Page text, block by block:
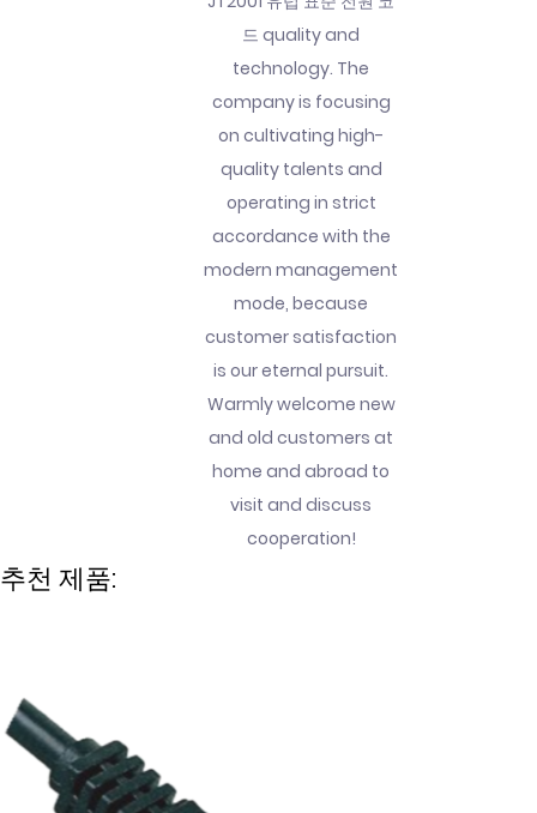
드 quality and
technology. The
company is focusing
on cultivating high-
quality talents and
operating in strict
accordance with the
modern management
mode, because
customer satisfaction
is our eternal pursuit.
Warmly welcome new
and old customers at
home and abroad to
visit and discuss
cooperation!
추천 제품: